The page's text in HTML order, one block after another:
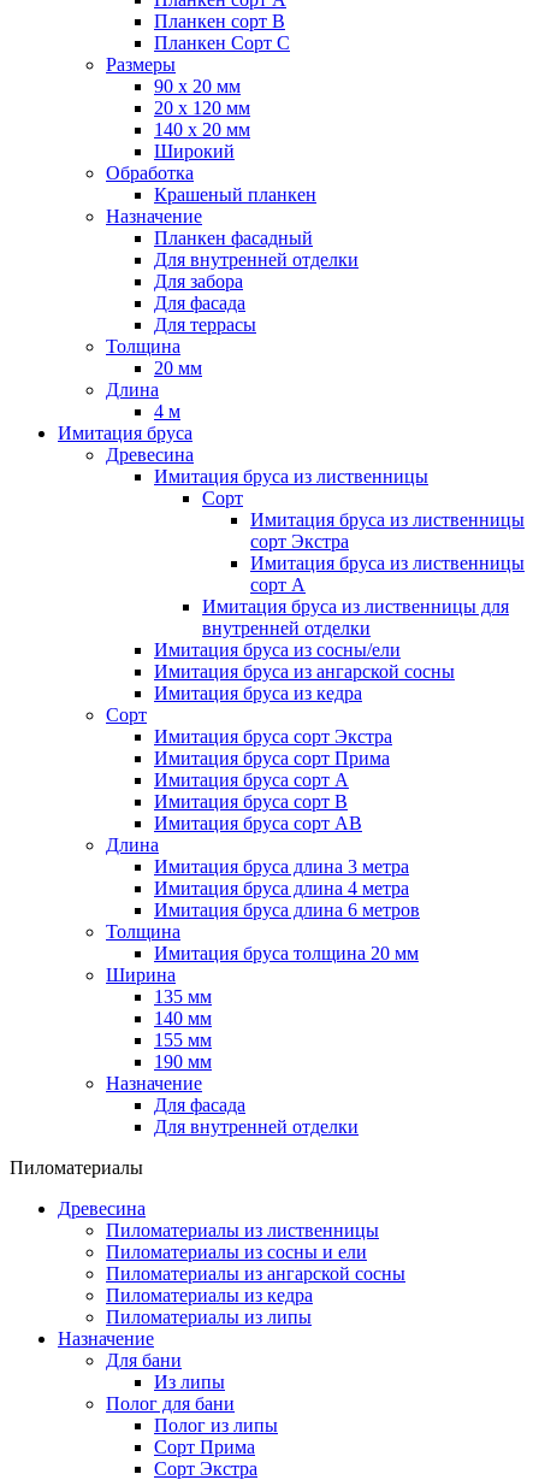
Планкен сорт B
Планкен Сорт C
Размеры
90 х 20 мм
20 х 120 мм
140 х 20 мм
Широкий
Обработка
Крашеный планкен
Назначение
Планкен фасадный
Для внутренней отделки
Для забора
Для фасада
Для террасы
Толщина
20 мм
Длина
4 м
Имитация бруса
Древесина
Имитация бруса из лиственницы
Сорт
Имитация бруса из лиственницы
сорт Экстра
Имитация бруса из лиственницы
сорт A
Имитация бруса из лиственницы для
внутренней отделки
Имитация бруса из сосны/ели
Имитация бруса из ангарской сосны
Имитация бруса из кедра
Сорт
Имитация бруса сорт Экстра
Имитация бруса сорт Прима
Имитация бруса сорт A
Имитация бруса сорт B
Имитация бруса сорт АВ
Длина
Имитация бруса длина 3 метра
Имитация бруса длина 4 метра
Имитация бруса длина 6 метров
Толщина
Имитация бруса толщина 20 мм
Ширина
135 мм
140 мм
155 мм
190 мм
Назначение
Для фасада
Для внутренней отделки
Пиломатериалы
Древесина
Пиломатериалы из лиственницы
Пиломатериалы из сосны и ели
Пиломатериалы из ангарской сосны
Пиломатериалы из кедра
Пиломатериалы из липы
Назначение
Для бани
Из липы
Полог для бани
Полог из липы
Сорт Прима
Сорт Экстра